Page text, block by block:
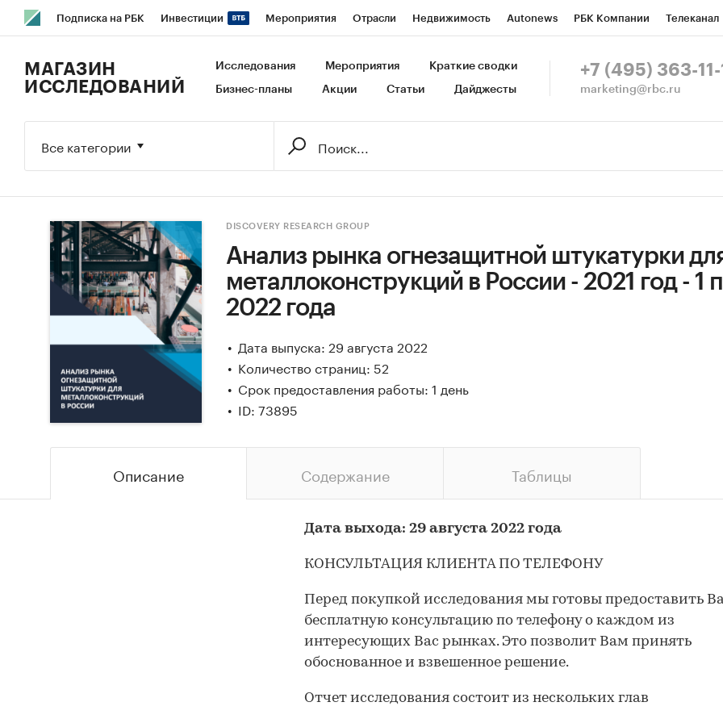
Подписка на РБК Инвестиции Мероприятия Отрасли Недвижимость Autonews РБК Компании Телеканал
Исследования Кредитные рейтинги Франшизы Газета Спецпроекты СПб Конференции СПб Спецпроекты
МАГАЗИН
ИССЛЕДОВАНИЙ
Исследования Мероприятия Краткие сводки
Бизнес-планы Акции Статьи Дайджесты
+7 (495) 363-11-
marketing@rbc.ru
Все категории
DISCOVERY RESEARCH GROUP
Анализ рынка огнезащитной штукатурки
металлоконструкций в России - 2021 год - 1
2022 года
Дата выпуска: 29 августа 2022
Количество страниц: 52
Срок предоставления работы: 1 день
ID: 73895
Описание Содержание Таблицы
Дата выхода: 29 августа 2022 года
КОНСУЛЬТАЦИЯ КЛИЕНТА ПО ТЕЛЕФОНУ
Перед покупкой исследования мы готовы предоставить
бесплатную консультацию по телефону о каждом из
интересующих Вас рынках. Это позволит Вам принять
обоснованное и взвешенное решение.
Отчет исследования состоит из нескольких глав